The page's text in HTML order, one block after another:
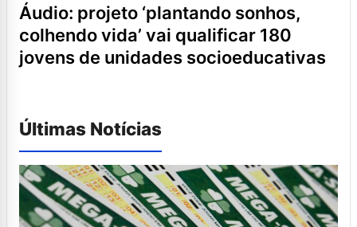
áudio: projeto ‘plantando sonhos,
colhendo vida’ vai qualificar 180
jovens de unidades socioeducativas
Últimas Notícias